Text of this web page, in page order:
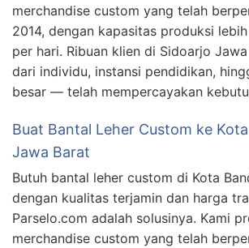
merchandise custom yang telah
2014, dengan kapasitas produksi
per hari. Ribuan klien di Sidoarjo
dari individu, instansi pendidikan,
besar — telah mempercayakan
Buat Bantal Leher Custom ke
Jawa Barat
Butuh bantal leher custom di Kota
dengan kualitas terjamin dan harga
Parselo.com adalah solusinya. Kami
merchandise custom yang telah